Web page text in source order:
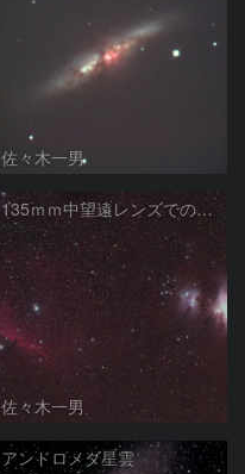
佐々木一男
135ｍｍ中望遠レンズでのM42・馬頭星雲
佐々木一男
アンドロメダ星雲